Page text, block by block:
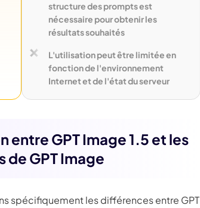
structure des prompts est
nécessaire pour obtenir les
résultats souhaités
L'utilisation peut être limitée en
fonction de l'environnement
Internet et de l'état du serveur
entre GPT Image 1.5 et les
GPT Image
spécifiquement les différences entre GPT